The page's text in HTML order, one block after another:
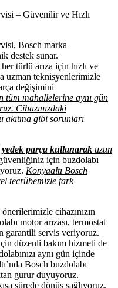
– Güvenilir ve Hızlı
Bosch marka
destek sunar.
türlü arıza için hızlı ve
uzman teknisyenlerimizle
değişimini
tüm mahallelerine aynı gün
Cihazınızdaki
akıtma gibi sorunları
parça kullanarak uzun
için buzdolabı
Konyaaltı Bosch
tecrübemizle fark
cihazınızın
motor arızası, termostat
garantili servis veriyoruz.
düzenli bakım hizmeti de
aynı gün içinde
Bosch buzdolabı
gurur duyuyoruz.
sürede dönüş sağlıyoruz.